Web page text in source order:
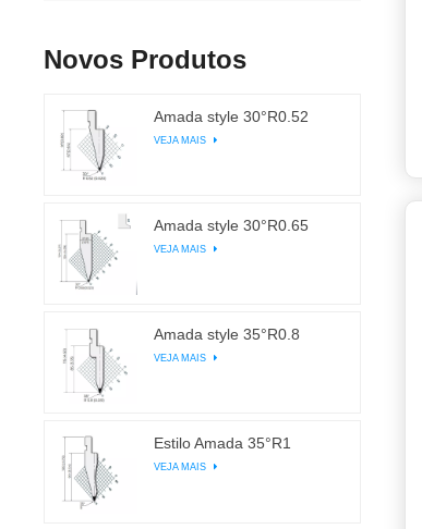
Novos Produtos
Amada style 30°R0.52
VEJA MAIS
Amada style 30°R0.65
VEJA MAIS
Amada style 35°R0.8
VEJA MAIS
Estilo Amada 35°R1
VEJA MAIS